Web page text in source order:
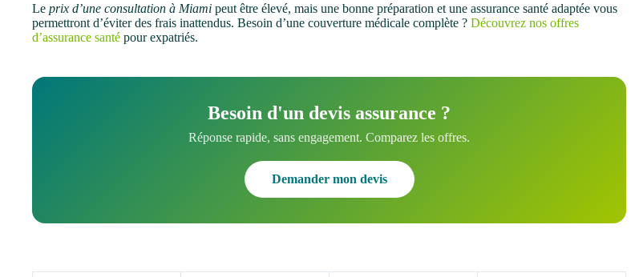
Le prix d’une consultation à Miami peut être élevé, mais une bonne préparation et une assurance santé adaptée vous
permettront d’éviter des frais inattendus. Besoin d’une couverture médicale complète ? Découvrez nos offres
d’assurance santé pour expatriés.
Besoin d'un devis assurance ?
Réponse rapide, sans engagement. Comparez les offres.
Demander mon devis